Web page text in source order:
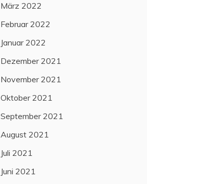
März 2022
Februar 2022
Januar 2022
Dezember 2021
November 2021
Oktober 2021
September 2021
August 2021
Juli 2021
Juni 2021